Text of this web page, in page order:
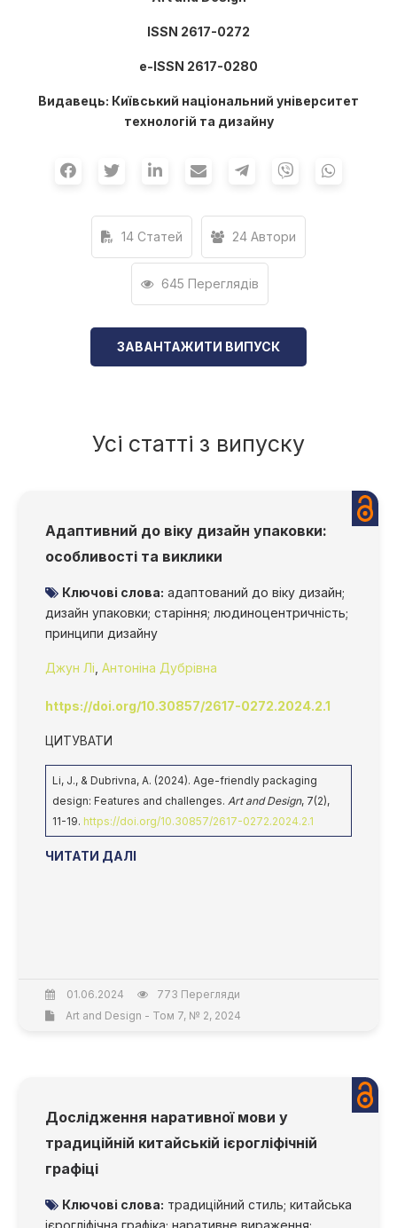
ISSN 2617-0272
е-ISSN 2617-0280
Видавець: Київський національний університет
технологій та дизайну
14 Статей 24 Автори
645 Переглядів
ЗАВАНТАЖИТИ ВИПУСК
Усі статті з випуску
Адаптивний до віку дизайн упаковки:
особливості та виклики
Ключові слова: адаптований до віку дизайн;
дизайн упаковки; старіння; людиноцентричність;
принципи дизайну
Джун Лі Антоніна Дубрівна
https://doi.org/10.30857/2617-0272.2024.2.1
ЦИТУВАТИ
Li, J., & Dubrivna, A. (2024). Age-friendly packaging
design: Features and challenges. Art and Design, 7(2),
11-19. https://doi.org/10.30857/2617-0272.2024.2.1
ЧИТАТИ ДАЛІ
01.06.2024
773 Перегляди
Art and Design - Том 7, № 2, 2024
Дослідження наративної мови у
традиційній китайській ієрогліфічній
графіці
Ключові слова: традиційний стиль; китайська